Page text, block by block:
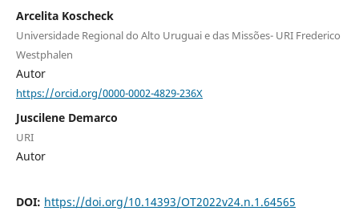
Arcelita Koscheck
Universidade Regional do Alto Uruguai e das Missões- URI Frederico
Westphalen
Autor
https://orcid.org/0000-0002-4829-236X
Juscilene Demarco
URI
Autor
DOI: https://doi.org/10.14393/OT2022v24.n.1.64565